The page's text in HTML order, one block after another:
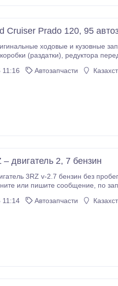
Cruiser Prado 120, 95
и кузовные запчасти, контрактные двигателя (ДВС) и коробки передач
и задние (с дифлоком и без), блоки цилиндров, форсунки, сцепление,
насосы ГУР, трамблеры,
11:16 Автозапчасти
– двигатель 2, 7 бензин
по СНГ. Отличное состояние, есть гарантия, есть отправка в регионы, По всем
вопросам
11:14
Автозапчасти